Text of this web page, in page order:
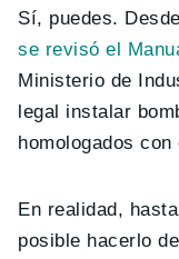
Sí, puedes.
se revisó el
Ministerio de
legal instalar
homologados
En realidad,
posible hacerlo